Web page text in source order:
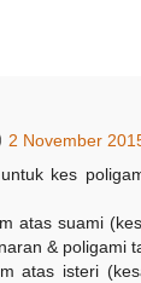
2 November
kes
atas suami
& poligami
atas isteri